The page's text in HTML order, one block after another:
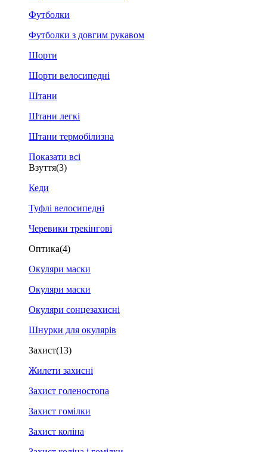
Футболки
Футболки з довгим рукавом
Шорти
Шорти велосипедні
Штани
Штани легкі
Штани термобілизна
Показати всі
Взуття(3)
Кеди
Туфлі велосипедні
Черевики трекінгові
Оптика(4)
Окуляри маски
Окуляри маски
Окуляри сонцезахисні
Шнурки для окулярів
Захист(13)
Жилети захисні
Захист голеностопа
Захист гомілки
Захист коліна